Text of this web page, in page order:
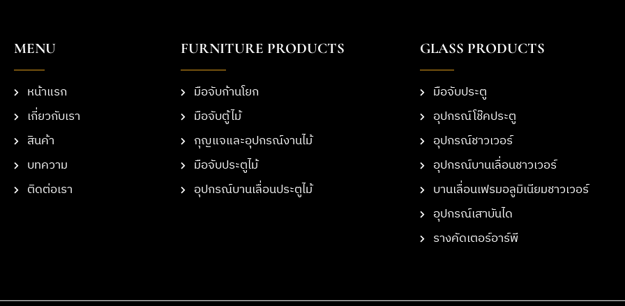
MENU
หน้าแรก
เกี่ยวกับเรา
สินค้า
บทความ
ติดต่อเรา
FURNITURE PRODUCTS
มือจับก้านโยก
มือจับตู้ไม้
กุญแจและอุปกรณ์งานไม้
มือจับประตูไม้
อุปกรณ์บานเลื่อนประตูไม้
GLASS PRODUCTS
มือจับประตู
อุปกรณ์โช๊คประตู
อุปกรณ์ชาวเวอร์
อุปกรณ์บานเลื่อนชาวเวอร์
บานเลื่อนเฟรมอลูมิเนียมชาวเวอร์
อุปกรณ์เสาบันได
รางคัดเตอร์อาร์พี